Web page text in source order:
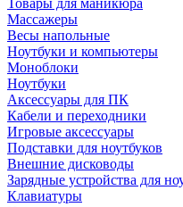
Товары для маникюра
Массажеры
Весы напольные
Ноутбуки и компьютеры
Моноблоки
Ноутбуки
Аксессуары для ПК
Кабели и переходники
Игровые аксессуары
Подставки для ноутбуков
Внешние дисководы
Зарядные устройства для
Клавиатуры